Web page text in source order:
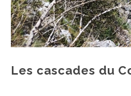
Les cascades du